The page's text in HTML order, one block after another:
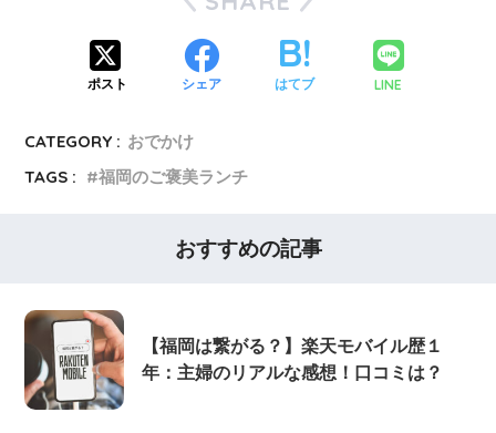
ポスト シェア はてブ LINE
CATEGORY : おでかけ
TAGS :
福岡のご褒美ランチ
おすすめの記事
【福岡は繋がる？】楽天モバイル歴１
年：主婦のリアルな感想！口コミは？